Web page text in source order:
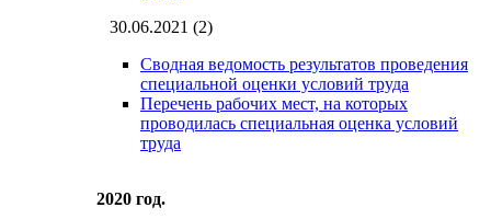
30.06.2021 (2)
Сводная ведомость результатов проведения
специальной оценки условий труда
Перечень рабочих мест, на которых
проводилась cпециальная оценка условий
труда
2020 год.